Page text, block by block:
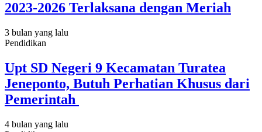
2023-2026 Terlaksana dengan Meriah
3 bulan yang lalu
Pendidikan
Upt SD Negeri 9 Kecamatan Turatea
Jeneponto, Butuh Perhatian Khusus dari
Pemerintah
4 bulan yang lalu